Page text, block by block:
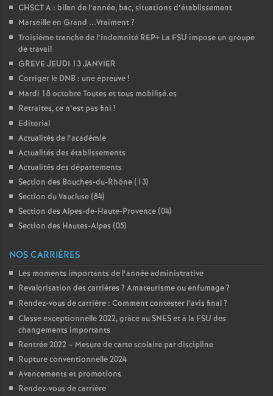
CHSCT A : bilan de l’année, bac, situations d’établissement
Marseille en Grand ...Vraiment?
Troisième tranche de l’indemnité REP+ La FSU impose un groupe
de travail
GREVE JEUDI 13 JANVIER
Corriger le DNB : une épreuve!
Mardi 18 octobre Toutes et tous mobilisé.es
Retraites, ce n’est pas fini !
Editorial
Actualités de l’académie
Actualités des établissements
Actualités des départements
Section des Bouches-du-Rhône (13)
Section du Vaucluse (84)
Section des Alpes-de-Haute-Provence (04)
Section des Hautes-Alpes (05)
NOS CARRIÈRES
Les moments importants de l’année administrative
Revalorisation des carrières ? Amateurisme ou enfumage?
Rendez-vous de carrière : Comment contester l’avis final?
Classe exceptionnelle 2022, gràce au SNES et à la FSU des
changements importants
Rentrée 2022 – Mesure de carte scolaire par discipline
Rupture conventionnelle 2024
Avancements et promotions
Rendez-vous de carrière